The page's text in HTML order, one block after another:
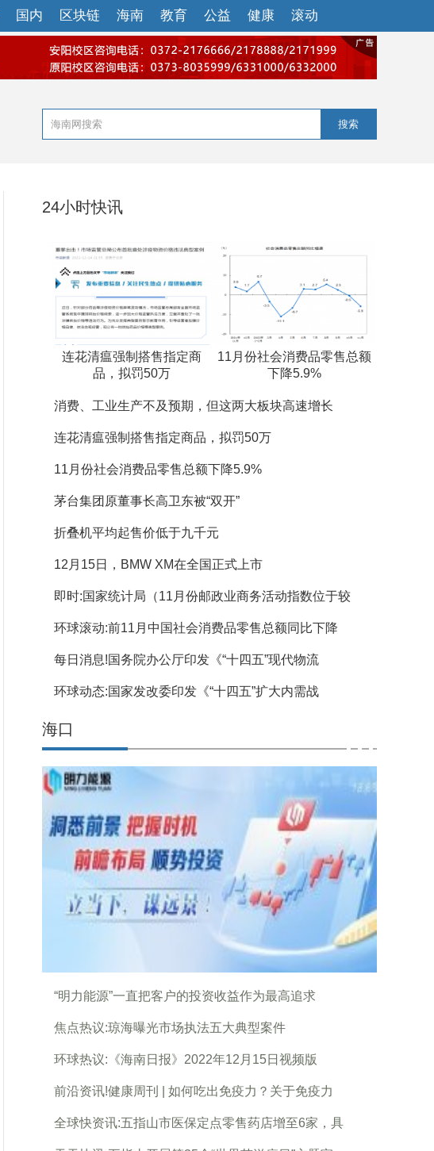
国内 区块链 海南 教育 公益 健康 滚动
搜索
24小时快讯
连花清瘟强制搭售指定商
品，拟罚50万
11月份社会消费品零售总额
下降5.9%
消费、工业生产不及预期，但这两大板块高速增长
连花清瘟强制搭售指定商品，拟罚50万
11月份社会消费品零售总额下降5.9%
茅台集团原董事长高卫东被“双开”
折叠机平均起售价低于九千元
12月15日，BMW XM在全国正式上市
即时:国家统计局（11月份邮政业商务活动指数位于较
环球滚动:前11月中国社会消费品零售总额同比下降
每日消息!国务院办公厅印发《“十四五”现代物流
环球动态:国家发改委印发《“十四五”扩大内需战
海口
“明力能源”一直把客户的投资收益作为最高追求
焦点热议:琼海曝光市场执法五大典型案件
环球热议:《海南日报》2022年12月15日视频版
前沿资讯!健康周刊 | 如何吃出免疫力？关于免疫力
全球快资讯:五指山市医保定点零售药店增至6家，具